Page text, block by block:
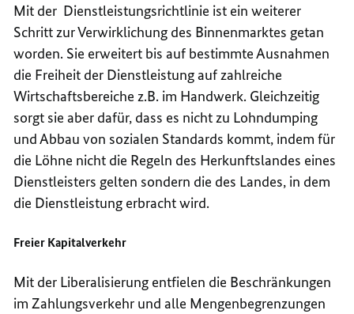
Mit der Dienstleistungsrichtlinie ist ein weiterer
Schritt zur Verwirklichung des Binnenmarktes getan
worden. Sie erweitert bis auf bestimmte Ausnahmen
die Freiheit der Dienstleistung auf zahlreiche
Wirtschaftsbereiche z.B. im Handwerk. Gleichzeitig
sorgt sie aber dafür, dass es nicht zu Lohndumping
und Abbau von sozialen Standards kommt, indem für
die Löhne nicht die Regeln des Herkunftslandes eines
Dienstleisters gelten sondern die des Landes, in dem
die Dienstleistung erbracht wird.
Freier Kapitalverkehr
Mit der Liberalisierung entfielen die Beschränkungen
im Zahlungsverkehr und alle Mengenbegrenzungen